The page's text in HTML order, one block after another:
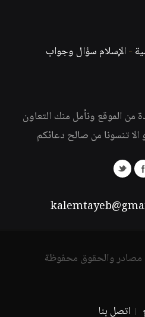
-الإسلام سؤال وجواب
من الموقع ونأمل منك التعاون
الا تنسونا من صالح دعائكم
والحقوق محفوظة
اتصل بنا